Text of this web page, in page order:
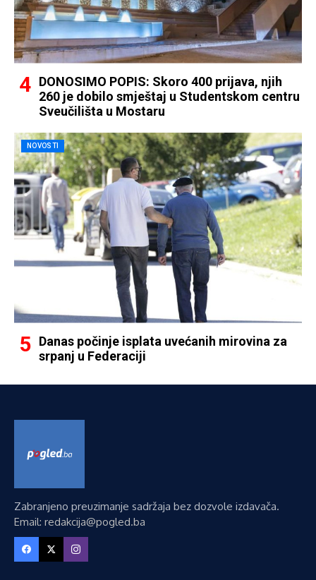
DONOSIMO POPIS: Skoro 400 prijava, njih
260 je dobilo smještaj u Studentskom centru
Sveučilišta u Mostaru
NOVOSTI
Danas počinje isplata uvećanih mirovina za
srpanj u Federaciji
Zabranjeno preuzimanje sadržaja bez dozvole izdavača.
Email: redakcija@pogled.ba